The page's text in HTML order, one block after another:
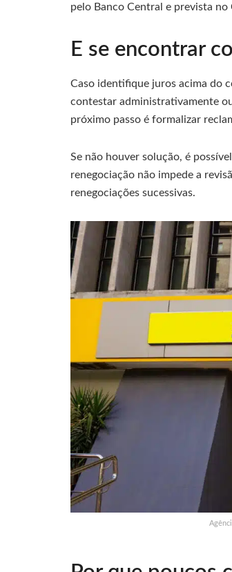
pelo Banco Central e prevista
E se encontrar
Caso identifique juros acima do
contestar administrativamente
próximo passo é formalizar
Se não houver solução, é
renegociação não impede a
renegociações sucessivas.